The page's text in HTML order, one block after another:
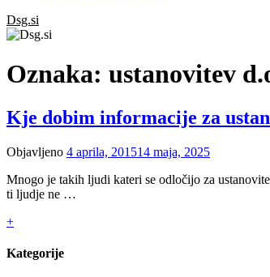
Dsg.si
Oznaka: ustanovitev
Kje dobim informacije za
Objavljeno 4 aprila, 201514 maja, 2025
Mnogo je takih ljudi kateri se odločijo za
ti ljudje ne …
+
Kategorije